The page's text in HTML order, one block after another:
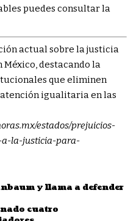
puedes consultar la
actual sobre la justicia
México, destacando la
que eliminen
igualitaria en las
estados/prejuicios-
a-la-justicia-para-
y llama a defender
cuatro